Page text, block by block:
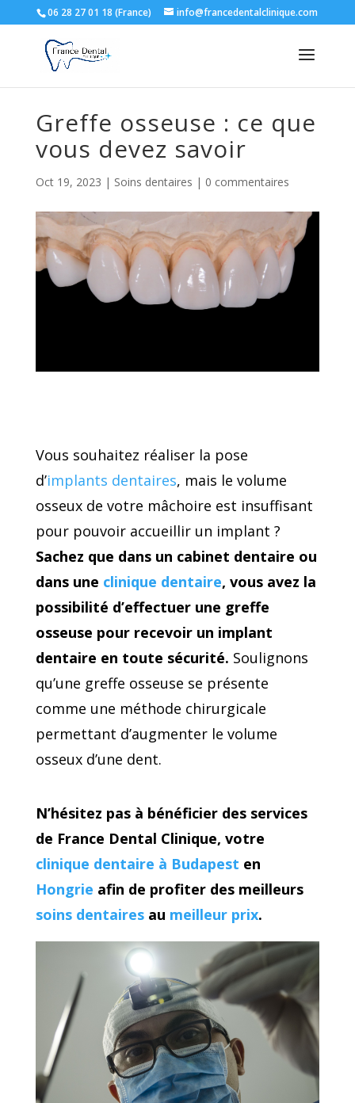
06 28 27 01 18 (France) info@francedentalclinique.com
Greffe osseuse : ce que
vous devez savoir
Oct 19, 2023 | Soins dentaires | 0 commentaires
Vous souhaitez réaliser la pose
d’implants dentaires, mais le volume
osseux de votre mâchoire est insuffisant
pour pouvoir accueillir un implant ?
Sachez que dans un cabinet dentaire ou
dans une clinique dentaire, vous avez la
possibilité d’effectuer une greffe
osseuse pour recevoir un implant
dentaire en toute sécurité. Soulignons
qu’une greffe osseuse se présente
comme une méthode chirurgicale
permettant d’augmenter le volume
osseux d’une dent.
N’hésitez pas à bénéficier des services
de France Dental Clinique, votre
clinique dentaire à Budapest en
Hongrie afin de profiter des meilleurs
soins dentairesau meilleur prix.